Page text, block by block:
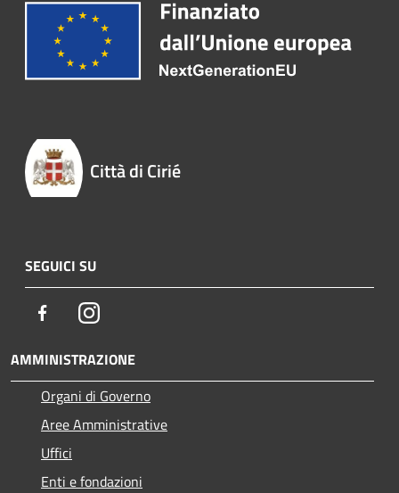
Città di Cirié
SEGUICI SU
FacebookInstagram
AMMINISTRAZIONE
Organi di Governo
Aree Amministrative
Uffici
Enti e fondazioni